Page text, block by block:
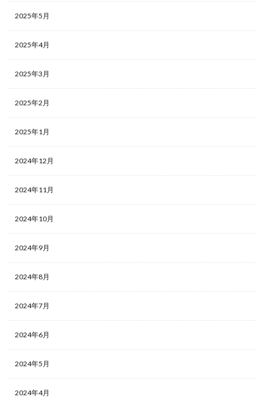
2025年5月
2025年4月
2025年3月
2025年2月
2025年1月
2024年12月
2024年11月
2024年10月
2024年9月
2024年8月
2024年7月
2024年6月
2024年5月
2024年4月